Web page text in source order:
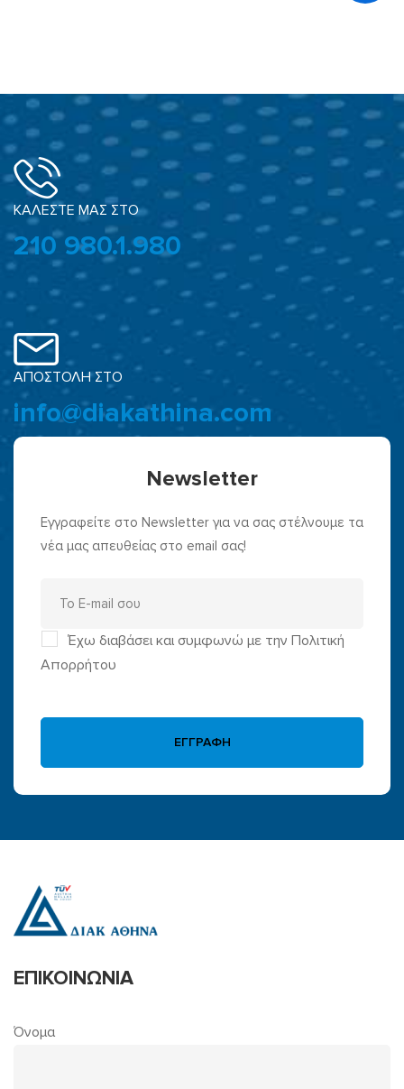
ΚΑΛΕΣΤΕ ΜΑΣ ΣΤΟ
210 980.1.980
ΑΠΟΣΤΟΛΗ ΣΤΟ
info@diakathina.com
Newsletter
Εγγραφείτε στο Newsletter για να σας στέλνουμε τα
νέα μας απευθείας στο email σας!
Έχω διαβάσει και συμφωνώ με την Πολιτική
Απορρήτου
ΕΓΓΡΑΦΗ
ΕΠΙΚΟΙΝΩΝΙΑ
Όνομα